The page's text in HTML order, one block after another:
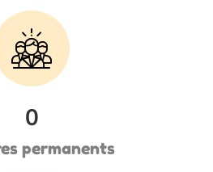
0
permanents